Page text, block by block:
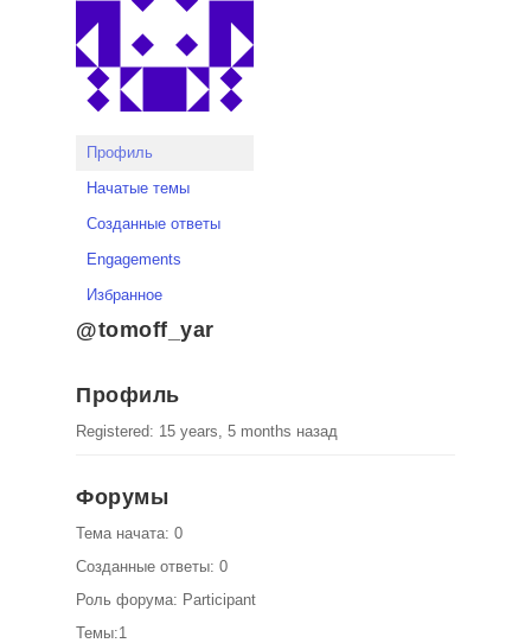
Профиль
Начатые темы
Созданные ответы
Engagements
Избранное
@tomoff_yar
Профиль
Registered: 15 years, 5 months назад
Форумы
Тема начата: 0
Созданные ответы: 0
Роль форума: Participant
Темы:1